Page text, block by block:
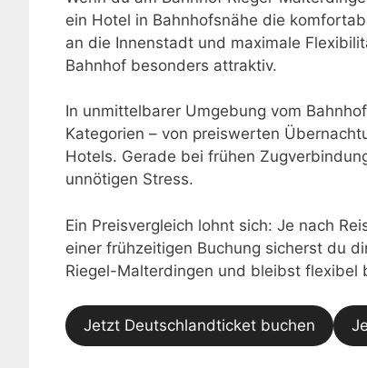
ein Hotel in Bahnhofsnähe die
an die Innenstadt und maximale
Bahnhof besonders attraktiv.
In unmittelbarer Umgebung vom
Kategorien – von preiswerten
Hotels. Gerade bei frühen
unnötigen Stress.
Ein Preisvergleich lohnt sich: Je nach
einer frühzeitigen Buchung sicherst du
Riegel-Malterdingen und bleibst flexibel
Jetzt Deutschlandticket buchen